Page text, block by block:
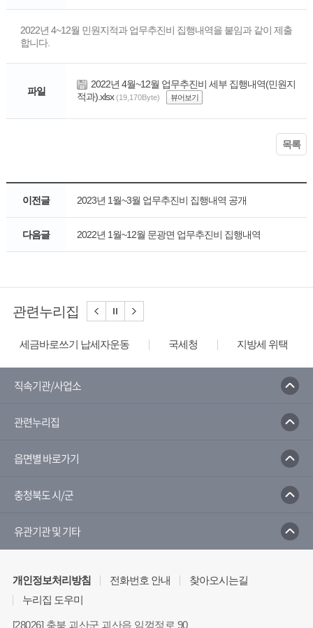
2022년 4~12월 민원지적과 업무추진비 집행내역을 붙임과 같이 제출
합니다.
파일
2022년 4월~12월 업무추진비 세부 집행내역(민원지
적과).xlsx (19,170Byte) 뷰어보기
목록
이전글 2023년 1월~3월 업무추진비 집행내역 공개
다음글 2022년 1월~12월 문광면 업무추진비 집행내역
관련누리집
세금바로쓰기 납세자운동 국세청 지방세 위택스
직속기관/사업소
관련누리집
읍면별 바로가기
충청북도 시/군
유관기관 및 기타
개인정보처리방침 전화번호 안내
찾아오시는길
누리집 도우미
[28026] 충북 괴산군 괴산읍 임꺽정로 90